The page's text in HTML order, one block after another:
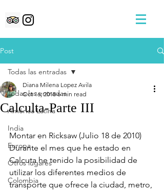
Post
Todas las entradas
América Latina
India
Europa
Otros lugares
Colombia
Todas las entradas
Calculta-Parte III
Diana Milena Lopez Avila
Oct 16, 2018 6 min read
Montar en Ricksaw (Julio 18 de 2010)
Durante el mes que he estado en
Calcuta he tenido la posibilidad de
utilizar los diferentes medios de
transporte que ofrece la ciudad, metro,